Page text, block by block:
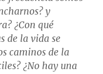
y
¿Con qué
de la vida se
caminos de la
¿No hay una